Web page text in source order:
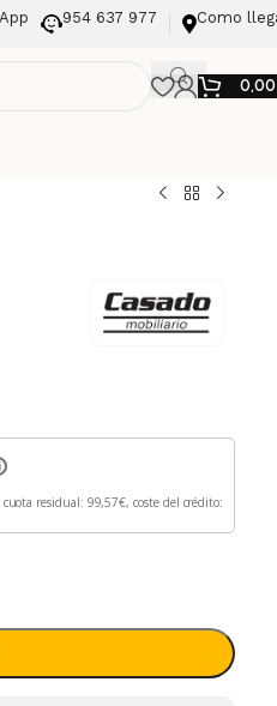
954 637 977 Como
i
€, cuota residual: 99,57
€, coste del crédito: